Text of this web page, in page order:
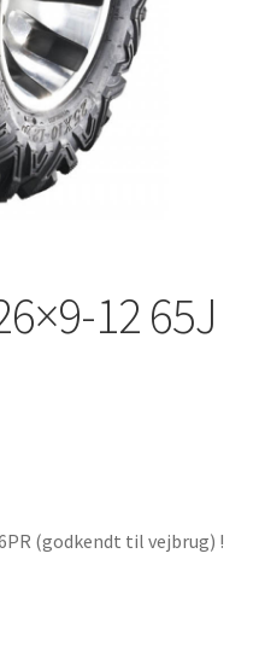
12 65J
(godkendt til vejbrug) !